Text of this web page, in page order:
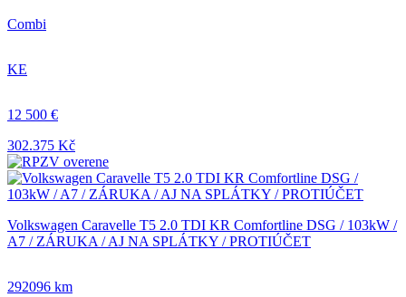
Combi
KE
12 500 €
302.375 Kč
Volkswagen Caravelle T5 2.0 TDI KR Comfortline DSG / 103kW /
A7 / ZÁRUKA / AJ NA SPLÁTKY / PROTIÚČET
292096 km